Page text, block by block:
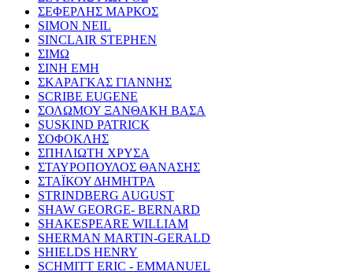
ΣΕΦΕΡΛΗΣ ΜΑΡΚΟΣ
SIMON NEIL
SINCLAIR STEPHEN
ΣΙΜΩ
ΣΙΝΗ ΕΜΗ
ΣΚΑΡΑΓΚΑΣ ΓΙΑΝΝΗΣ
SCRIBE EUGENE
ΣΟΛΩΜΟΥ ΞΑΝΘΑΚΗ ΒΑΣΑ
SUSKIND PATRICK
ΣΟΦΟΚΛΗΣ
ΣΠΗΛΙΩΤΗ ΧΡΥΣΑ
ΣΤΑΥΡΟΠΟΥΛΟΣ ΘΑΝΑΣΗΣ
ΣΤΑΪΚΟΥ ΔΗΜΗΤΡΑ
STRINDBERG AUGUST
SHAW GEORGE- BERNARD
SHAKESPEARE WILLIAM
SHERMAN MARTIN-GERALD
SHIELDS HENRY
SCHMITT ERIC - EMMANUEL